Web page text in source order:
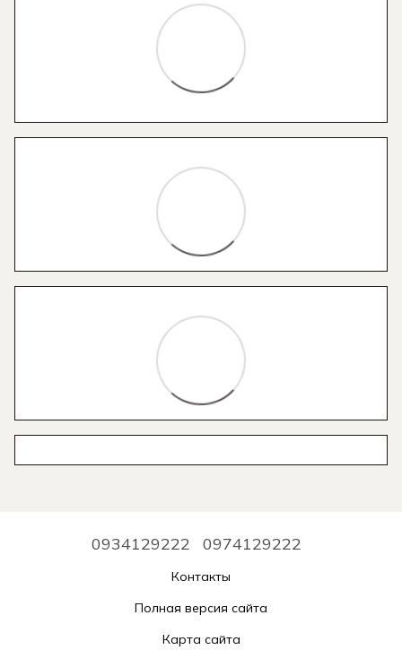
0934129222 0974129222
Контакты
Полная версия сайта
Карта сайта